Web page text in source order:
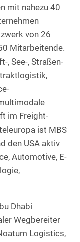
mit nahezu 40
von 26
Mitarbeitende.
, See-, Straßen-
im Freight-
ist MBS
den USA aktiv
Automotive, E-
Dhabi
Wegbereiter
Logistics,